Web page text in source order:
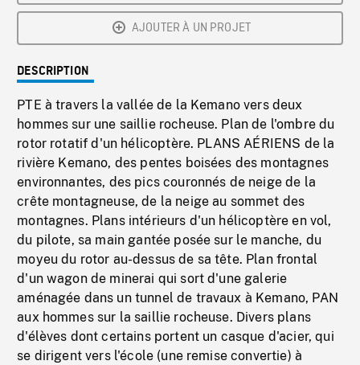
AJOUTER À UN PROJET
DESCRIPTION
PTE à travers la vallée de la Kemano vers deux
hommes sur une saillie rocheuse. Plan de l'ombre du
rotor rotatif d'un hélicoptère. PLANS AÉRIENS de la
rivière Kemano, des pentes boisées des montagnes
environnantes, des pics couronnés de neige de la
crête montagneuse, de la neige au sommet des
montagnes. Plans intérieurs d'un hélicoptère en vol,
du pilote, sa main gantée posée sur le manche, du
moyeu du rotor au-dessus de sa tête. Plan frontal
d'un wagon de minerai qui sort d'une galerie
aménagée dans un tunnel de travaux à Kemano, PAN
aux hommes sur la saillie rocheuse. Divers plans
d'élèves dont certains portent un casque d'acier, qui
se dirigent vers l'école (une remise convertie) à